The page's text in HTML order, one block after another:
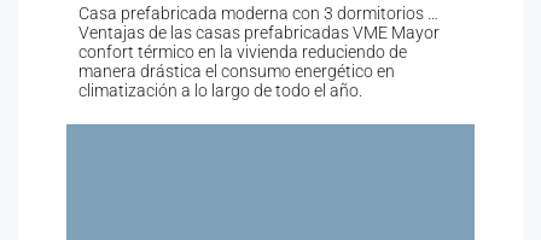
Casa prefabricada moderna con 3 dormitorios …
Ventajas de las casas prefabricadas VME Mayor
confort térmico en la vivienda reduciendo de
manera drástica el consumo energético en
climatización a lo largo de todo el año.